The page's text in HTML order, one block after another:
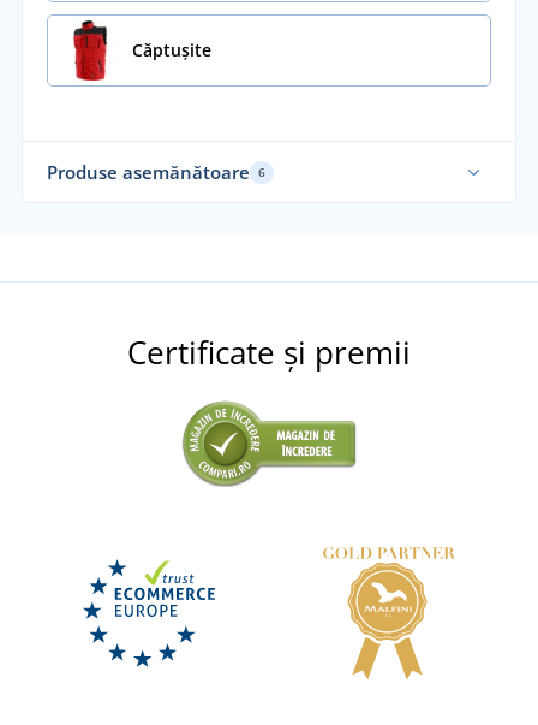
Căptușite
Produse asemănătoare 6
Vestă de lucru impermeabilă SEATTLE NEW
Certificate și premii